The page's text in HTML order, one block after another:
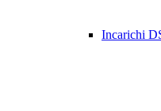
Incarichi